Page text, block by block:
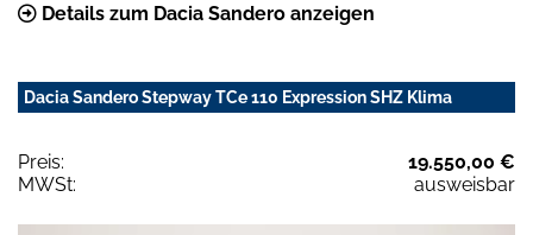
Details zum Dacia Sandero anzeigen
Dacia Sandero Stepway TCe 110 Expression SHZ Klima
Preis:
19.550,00 €
MWSt:
ausweisbar